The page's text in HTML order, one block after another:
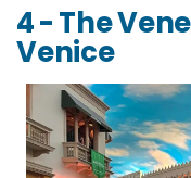
4 - The
Venice